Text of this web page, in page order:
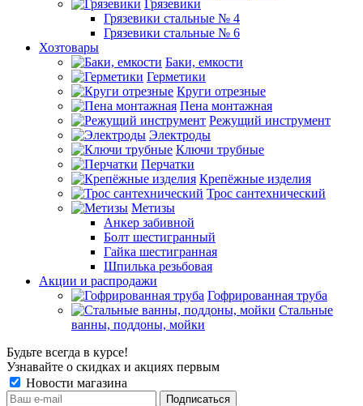
Грязевики
Грязевики стальные № 4
Грязевики стальные № 6
Хозтовары
Баки, емкости
Герметики
Круги отрезные
Пена монтажная
Режущий инструмент
Электроды
Ключи трубные
Перчатки
Крепёжные изделия
Трос сантехнический
Метизы
Анкер забивной
Болт шестигранный
Гайка шестигранная
Шпилька резьбовая
Акции и распродажи
Гофрированная труба
Стальные
ванны, поддоны, мойки
Будьте всегда в курсе!
Узнавайте о скидках и акциях первым
Новости магазина